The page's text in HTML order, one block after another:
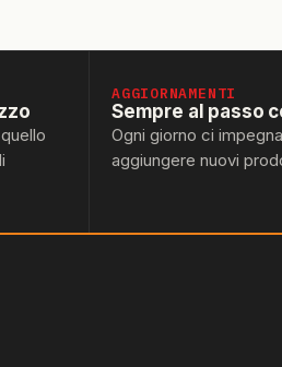
AGGIORNAMENTI
Sempre al passo
Ogni giorno ci
aggiungere nuovi